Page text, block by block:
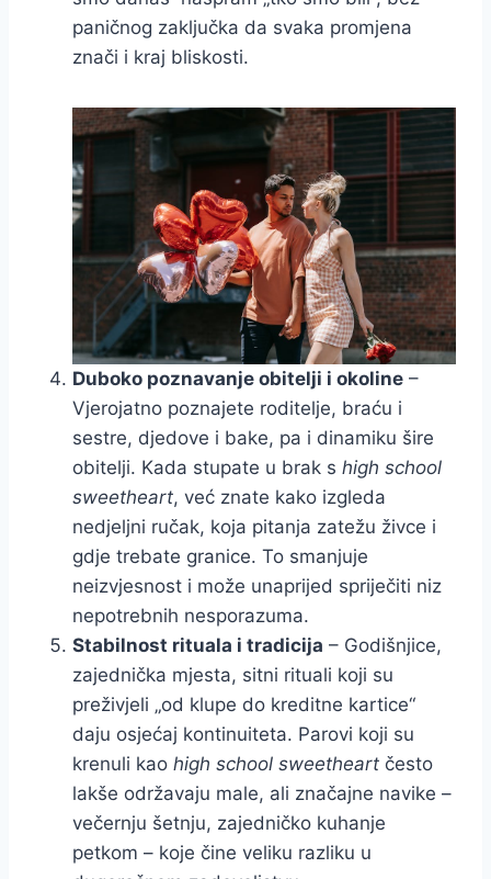
paničnog zaključka da svaka promjena
znači i kraj bliskosti.
Duboko poznavanje obitelji i okoline –
Vjerojatno poznajete roditelje, braću i
sestre, djedove i bake, pa i dinamiku šire
obitelji. Kada stupate u brak s high school
sweetheart, već znate kako izgleda
nedjeljni ručak, koja pitanja zatežu živce i
gdje trebate granice. To smanjuje
neizvjesnost i može unaprijed spriječiti niz
nepotrebnih nesporazuma.
Stabilnost rituala i tradicija – Godišnjice,
zajednička mjesta, sitni rituali koji su
preživjeli „od klupe do kreditne kartice“
daju osjećaj kontinuiteta. Parovi koji su
krenuli kao high school sweetheart često
lakše održavaju male, ali značajne navike –
večernju šetnju, zajedničko kuhanje
petkom – koje čine veliku razliku u